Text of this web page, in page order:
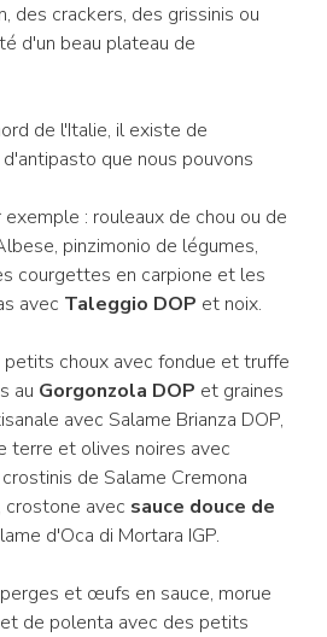
des crackers, des grissinis ou
d'un beau plateau de
de l'Italie, il existe de
que nous pouvons
exemple : rouleaux de chou ou de
pinzimonio de légumes,
courgettes en carpione et les
avec Taleggio DOP et noix.
petits choux avec fondue et truffe
au Gorgonzola DOP et graines
avec Salame Brianza DOP,
terre et olives noires avec
de Salame Cremona
avec sauce douce de
d'Oca di Mortara IGP.
et œufs en sauce, morue
de polenta avec des petits